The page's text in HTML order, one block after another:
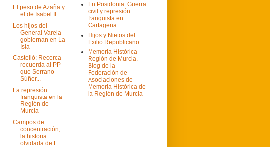
El peso de Azaña y
el de Isabel II
Los hijos del
General Varela
gobiernan en La
Isla
Castelló: Recerca
recuerda al PP
que Serrano
Súñer...
La represión
franquista en la
Región de
Murcia
Campos de
concentración,
la historia
olvidada de E...
En Posidonia. Guerra
civil y represión
franquista en
Cartagena
Hijos y Nietos del
Exilio Republicano
Memoria Histórica
Región de Murcia.
Blog de la
Federación de
Asociaciones de
Memoria Histórica de
la Región de Murcia